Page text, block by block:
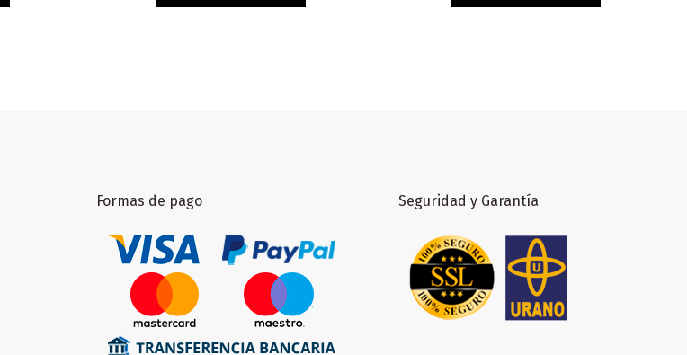
Formas de pago Seguridad y Garantía